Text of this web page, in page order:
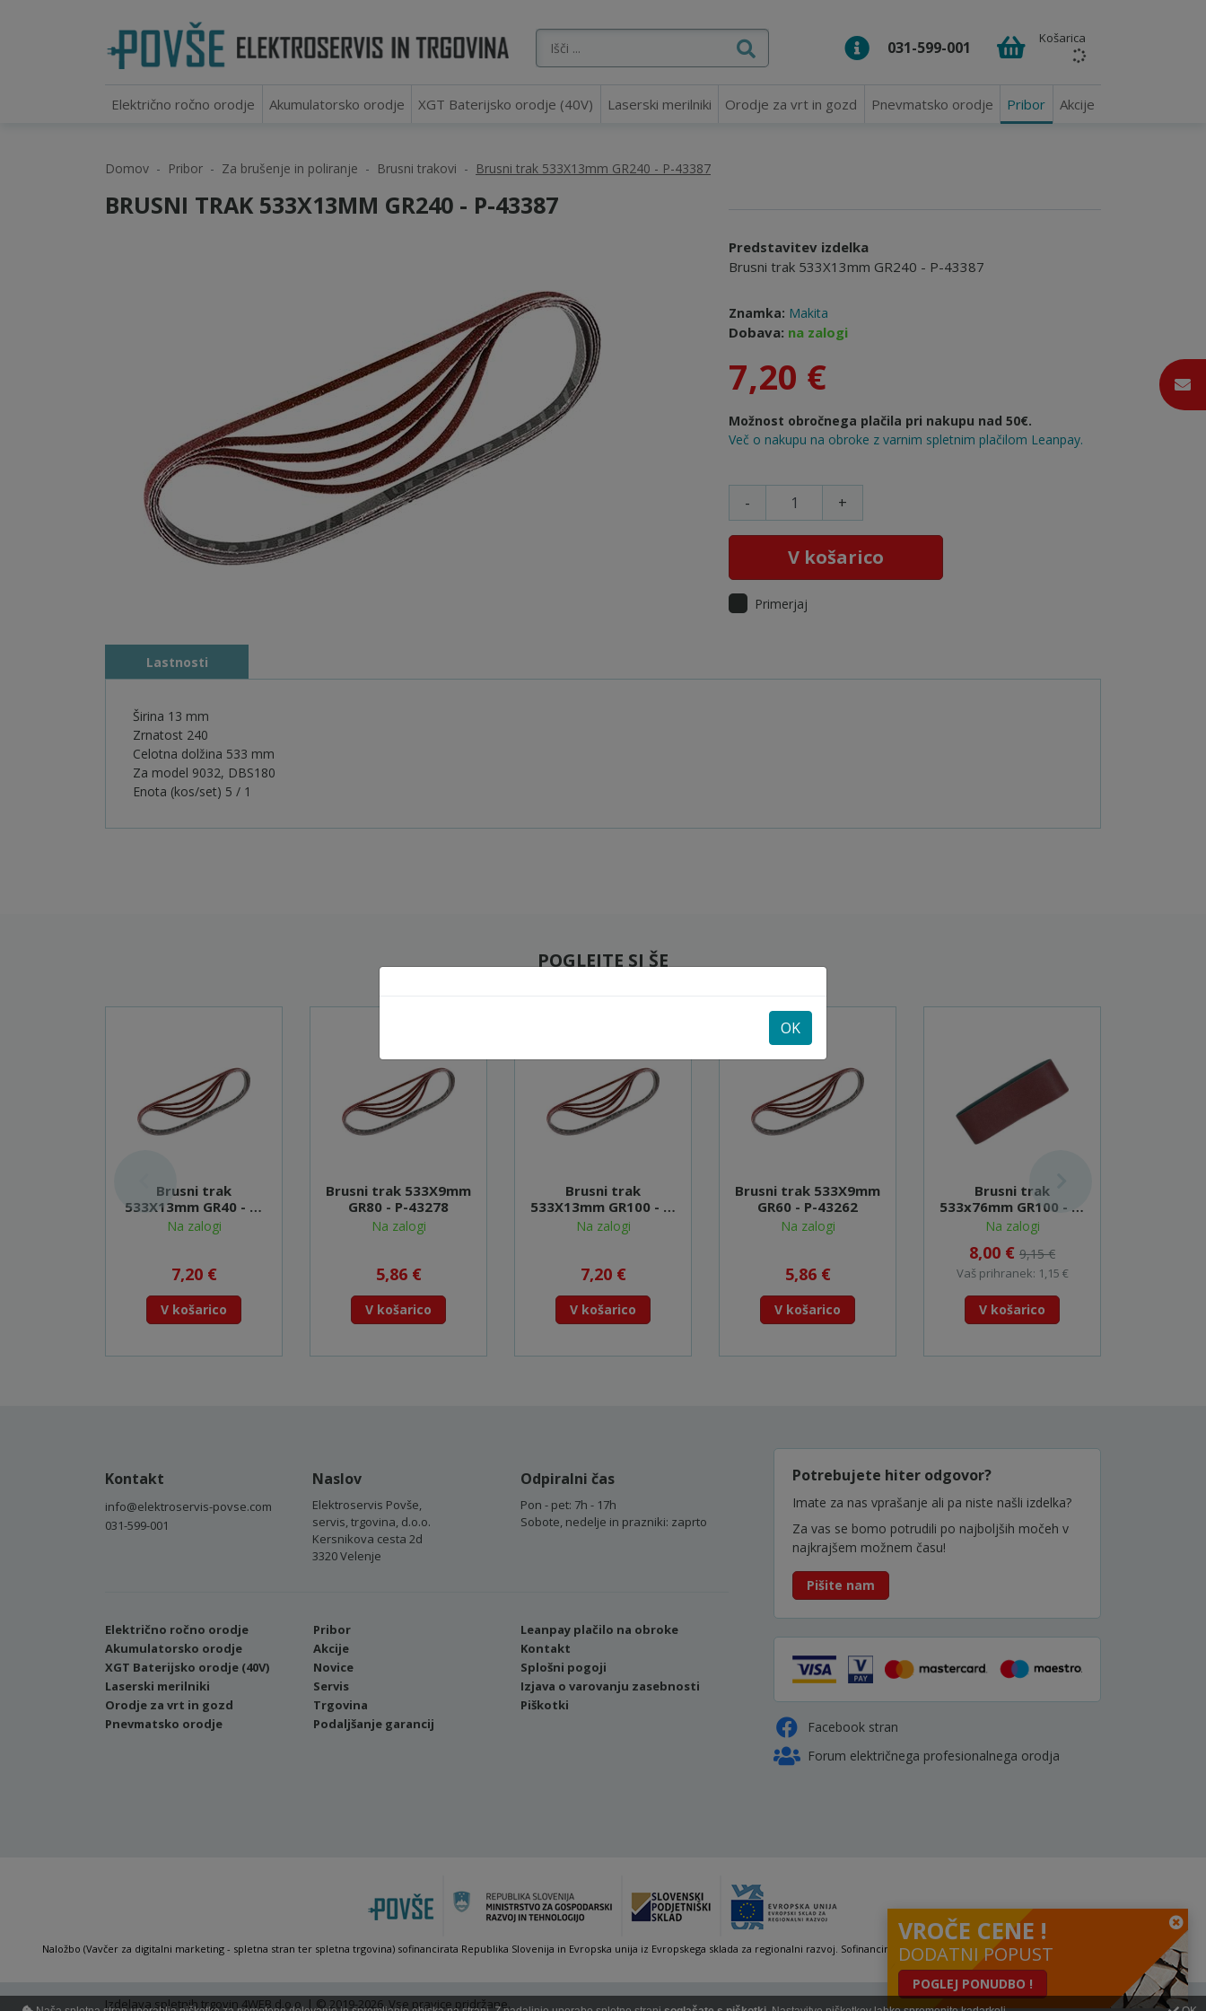
031-599-001 Košarica
Električno ročno orodje Akumulatorsko orodje XGT Baterijsko orodje (40V) Laserski merilniki Orodje za vrt in gozd Pnevmatsko orodje Pribor Akcije
Domov Pribor Za brušenje in poliranje Brusni trakovi Brusni trak 533X13mm GR240 - P-43387
BRUSNI TRAK 533X13MM GR240 - P-43387
Predstavitev izdelka
Brusni trak 533X13mm GR240 - P-43387
Znamka: Makita
Dobava: na zalogi
7,20 €
Možnost obročnega plačila pri nakupu nad 50€.
Več o nakupu na obroke z varnim spletnim plačilom Leanpay.
- +
V košarico
Primerjaj
Lastnosti
Širina 13 mm
Zrnatost 240
Celotna dolžina 533 mm
Za model 9032, DBS180
Enota (kos/set) 5 / 1
POGLEJTE SI ŠE
Brusni trak
533X13mm GR40 - P-
43365
Na zalogi
7,20 €
V košarico
Brusni trak 533X9mm
GR80 - P-43278
Na zalogi
5,86 €
V košarico
Brusni trak
533X13mm GR100 - P-
43359
Na zalogi
7,20 €
V košarico
Brusni trak 533X9mm
GR60 - P-43262
Na zalogi
5,86 €
V košarico
Brusni trak
533x76mm GR100 - P-
37203
Na zalogi
8,00 € 9,15 €
Vaš prihranek: 1,15 €
V košarico
Potrebujete hiter odgovor?
Imate za nas vprašanje ali pa niste našli izdelka?
Za vas se bomo potrudili po najboljših močeh v
najkrajšem možnem času!
Pišite nam
Facebook stran
Forum električnega profesionalnega orodja
Kontakt
info@elektroservis-povse.com
031-599-001
Naslov
Elektroservis Povše,
servis, trgovina, d.o.o.
Kersnikova cesta 2d
3320 Velenje
Odpiralni čas
Pon - pet: 7h - 17h
Sobote, nedelje in prazniki: zaprto
Električno ročno orodje
Akumulatorsko orodje
XGT Baterijsko orodje (40V)
Laserski merilniki
Orodje za vrt in gozd
Pnevmatsko orodje
Pribor
Akcije
Novice
Servis
Trgovina
Podaljšanje garancij
Leanpay plačilo na obroke
Kontakt
Splošni pogoji
Izjava o varovanju zasebnosti
Piškotki
Naložbo (Vavčer za digitalni marketing - spletna stran ter spletna trgovina) sofinancirata Republika Slovenija in Evropska unija iz Evropskega sklada za regionalni razvoj. Sofinanciranje se je pridobilo preko Vavčerja za digitalni marketing.
Izdelava spletnih trgovin 4WEB d.o.o. | © 2019-2026. Vse pravice pridržane.
VROČE CENE !
DODATNI POPUST
POGLEJ PONUDBO !
OK